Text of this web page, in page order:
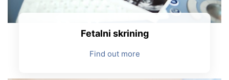
Fetalni skrining
Find out more